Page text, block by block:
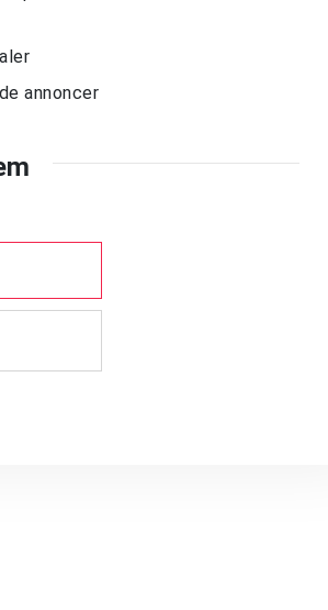
annoncer